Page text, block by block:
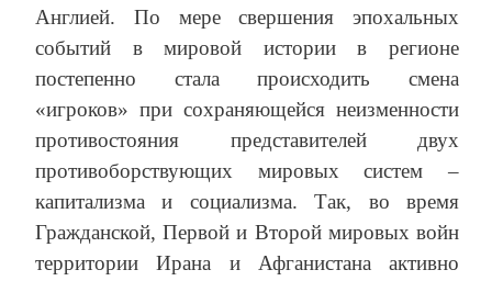
Англией. По мере свершения эпохальных
событий в мировой истории в регионе
постепенно стала происходить смена
«игроков» при сохраняющейся неизменности
противостояния представителей двух
противоборствующих мировых систем –
капитализма и социализма. Так, во время
Гражданской, Первой и Второй мировых войн
территории Ирана и Афганистана активно